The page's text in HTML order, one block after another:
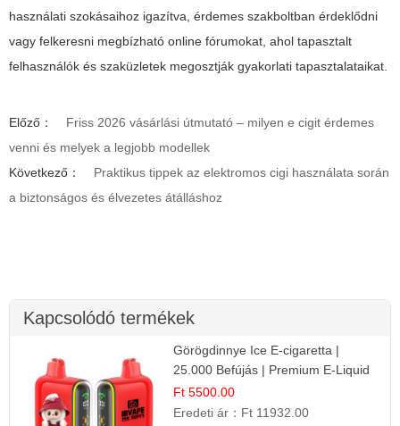
használati szokásaihoz igazítva, érdemes szakboltban érdeklődni
vagy felkeresni megbízható online fórumokat, ahol tapasztalt
felhasználók és szaküzletek megosztják gyakorlati tapasztalataikat.
Előző：
Friss 2026 vásárlási útmutató – milyen e cigit érdemes
venni és melyek a legjobb modellek
Következő：
Praktikus tippek az elektromos cigi használata során
a biztonságos és élvezetes átálláshoz
Kapcsolódó termékek
Görögdinnye Ice E-cigaretta |
25.000 Befújás | Premium E-Liquid
Ft 5500.00
Eredeti ár： Ft 11932.00